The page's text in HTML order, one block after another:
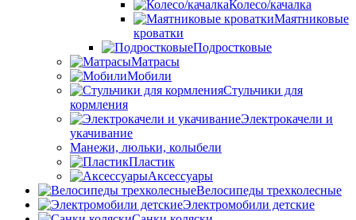
Колесо/качалка
Маятниковые
кроватки
Подростковые
Матрасы
Мобили
Стульчики для
кормления
Электрокачели и
укачивание
Манежи, люльки, колыбели
Пластик
Аксессуары
Велосипеды трехколесные
Электромобили детские